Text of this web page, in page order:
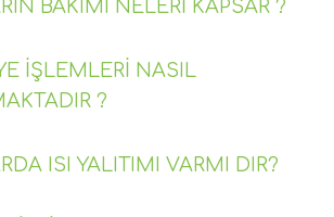
BAKIMI NELERI KAPSAR ?
İŞLEMLERI NASIL
?
ISI YALITIMI VARMI DIR?